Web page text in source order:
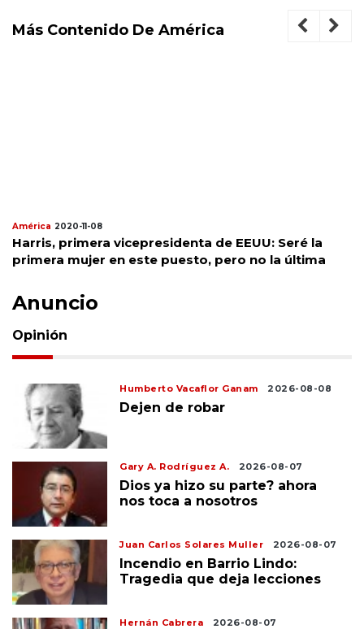
Más Contenido De América
América 2020-11-08
Harris, primera vicepresidenta de EEUU: Seré la
primera mujer en este puesto, pero no la última
Anuncio
Opinión
Humberto Vacaflor Ganam 2026-08-08
Dejen de robar
Gary A. Rodríguez A. 2026-08-07
Dios ya hizo su parte? ahora
nos toca a nosotros
Juan Carlos Solares Muller 2026-08-07
Incendio en Barrio Lindo:
Tragedia que deja lecciones
Hernán Cabrera 2026-08-07